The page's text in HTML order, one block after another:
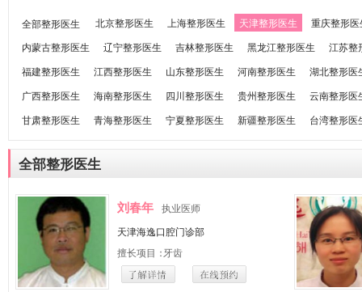
全部整形医生 北京整形医生 上海整形医生 天津整形医生
重庆整形医
内蒙古整形医生
辽宁整形医生 吉林整形医生 黑龙江整形医生
江苏整
福建整形医生
江西整形医生 山东整形医生 河南整形医生
湖北整形医
广西整形医生
海南整形医生 四川整形医生 贵州整形医生
云南整形医
甘肃整形医生
青海整形医生 宁夏整形医生 新疆整形医生 台湾整形医
全部整形医生
刘春年 执业医师
天津海逸口腔门诊部
擅长项目：牙齿